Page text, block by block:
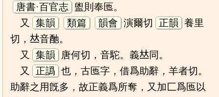
唐書·百官志
盥則奉匜。
又
集韻 類篇 韻會 演爾切 正韻 養里
切，𠀤音酏。
又
集韻
唐何切，音駝。義𠀤同。
又
正譌 也，古匜字，借爲助辭，羊者切。
助辭之用旣多，故正義爲所奪，又加匚爲匜以